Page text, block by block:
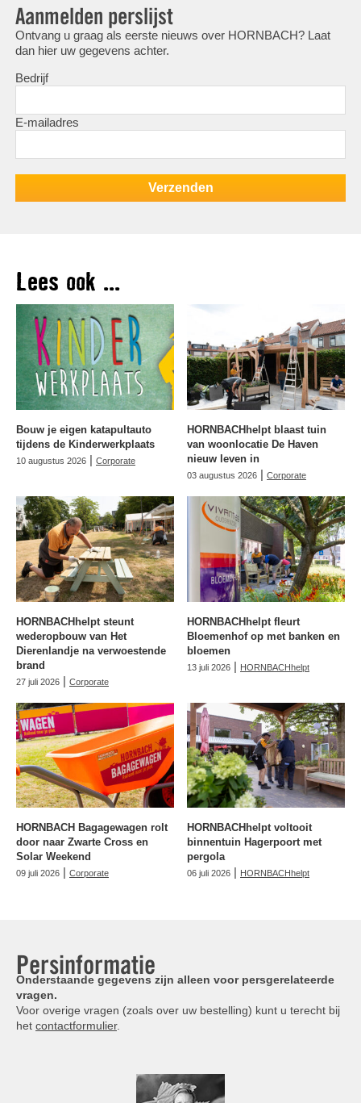
Aanmelden perslijst
Ontvang u graag als eerste nieuws over HORNBACH? Laat
dan hier uw gegevens achter.
Bedrijf
E-mailadres
Lees ook ...
Bouw je eigen katapultauto
tijdens de Kinderwerkplaats
10 augustus 2026 | Corporate
HORNBACHhelpt blaast tuin
van woonlocatie De Haven
nieuw leven in
03 augustus 2026 | Corporate
HORNBACHhelpt steunt
wederopbouw van Het
Dierenlandje na verwoestende
brand
27 juli 2026 | Corporate
HORNBACHhelpt fleurt
Bloemenhof op met banken en
bloemen
13 juli 2026 | HORNBACHhelpt
HORNBACH Bagagewagen rolt
door naar Zwarte Cross en
Solar Weekend
09 juli 2026 | Corporate
HORNBACHhelpt voltooit
binnentuin Hagerpoort met
pergola
06 juli 2026 | HORNBACHhelpt
Persinformatie
Onderstaande gegevens zijn alleen voor persgerelateerde
vragen.
Voor overige vragen (zoals over uw bestelling) kunt u terecht bij
het contactformulier.